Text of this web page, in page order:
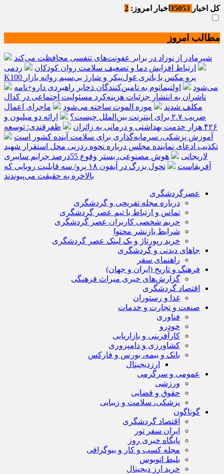
کل اخبار اخبار امروز: 2
مطالب امروز
شیرمادر از نوزاد در برابر عفونت‌های تنفسی محافظت می‌کند
ارتباط افزایش دما و تضعیف سلامت روان کودکان
ردمی
K100 پرو مکس با باتری غول‌پیکر و شارژ بی‌سیم روانه بازار
می‌شود
اولتیماتوم به تامین‌کنندگان ذخایر راهبردی دارو+نامه
ناشران به انتشار جزئیات هزینه‌کرد مسئولیت اجتماعی در کدال
مکلف شدند
موزه الموت ساخته می‌شود
ماجرای اعمال
ضریب ۲.۷ برای اینترنت بین‌الملل چیست؟
ارائه دو میلیون و
۴۲۶ هزار خدمت بهداشتی و درمانی به زائران
ظفرقندی: توسعه
آموزش پزشکی، سرمایه‌گذاری برای سلامت آینده کشور است
تکذیب ادعای نماینده مجلس درباره نحوه ردزنی محل استقرار شهید
لاریجانی
هوش مصنوعی، بستر وقوع 55درصد جرایم سایبری
آفریقاست
تحول بزرگ در آیفون ۱۸ پرو/ سه قابلیت رویایی که
بالاخره به حقیقت می‌پیوندند
عصرگردشگری
درباره مجله تفریحی و گردشگری
تماس و ارتباط با تیم عصر گردشگری
حریم شخصی کاربران عصر گردشگری
شرایط بازنشر محتوا
خرید رپورتاژ و بک لینک عصر گردشگری
جاهای دیدنی و گردشگری
راهنمای سفر
فرهنگ و تاریخ (ایران و جهان)
گزارش‌های خبری میراث فرهنگی
اقتصاد گردشگری
غذا و رستوران
صنعت و تجارت و خدمات
فناوری
خودرو
کارآفرینی و بازاریابی
کشاورزی و دامپروری
بانک و بیمه، بورس و فارکس
ارزدیجیتال
عمومی و سرگرمی
ورزشی
حقوق و قضایی
پزشکی، سلامت و زیبایی
گوناگون
اقتصاد گردشگری
ایران سفر تور
پایگاه خبری روز
مجله کسب و کار و بیوگرافی
بلیط اتوبوس
خرید ارز دیجیتال